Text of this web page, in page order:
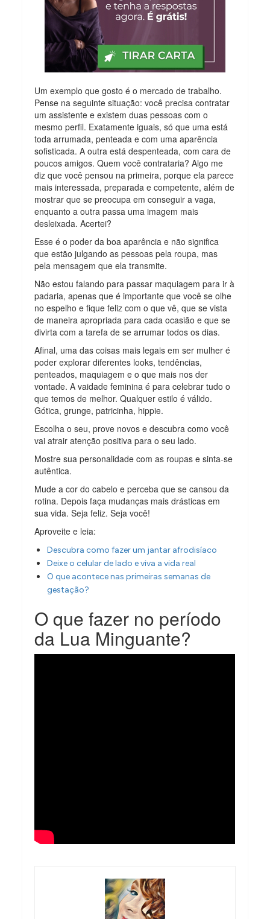
Um exemplo que gosto é o mercado de trabalho.
Pense na seguinte situação: você precisa contratar
um assistente e existem duas pessoas com o
mesmo perfil. Exatamente iguais, só que uma está
toda arrumada, penteada e com uma aparência
sofisticada. A outra está despenteada, com cara de
poucos amigos. Quem você contrataria? Algo me
diz que você pensou na primeira, porque ela parece
mais interessada, preparada e competente, além de
mostrar que se preocupa em conseguir a vaga,
enquanto a outra passa uma imagem mais
desleixada. Acertei?
Esse é o poder da boa aparência e não significa
que estão julgando as pessoas pela roupa, mas
pela mensagem que ela transmite.
Não estou falando para passar maquiagem para ir à
padaria, apenas que é importante que você se olhe
no espelho e fique feliz com o que vê, que se vista
de maneira apropriada para cada ocasião e que se
divirta com a tarefa de se arrumar todos os dias.
Afinal, uma das coisas mais legais em ser mulher é
poder explorar diferentes looks, tendências,
penteados, maquiagem e o que mais nos der
vontade. A vaidade feminina é para celebrar tudo o
que temos de melhor. Qualquer estilo é válido.
Gótica, grunge, patricinha, hippie.
Escolha o seu, prove novos e descubra como você
vai atrair atenção positiva para o seu lado.
Mostre sua personalidade com as roupas e sinta-se
autêntica.
Mude a cor do cabelo e perceba que se cansou da
rotina. Depois faça mudanças mais drásticas em
sua vida. Seja feliz. Seja você!
Aproveite e leia:
Descubra como fazer um jantar afrodisíaco
Deixe o celular de lado e viva a vida real
O que acontece nas primeiras semanas de
gestação?
O que fazer no período
da Lua Minguante?